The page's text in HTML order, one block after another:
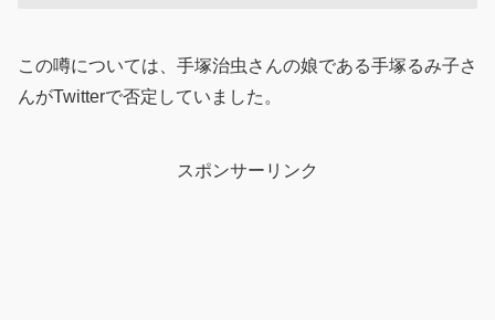
この噂については、手塚治虫さんの娘である手塚るみ子さ
んがTwitterで否定していました。
スポンサーリンク